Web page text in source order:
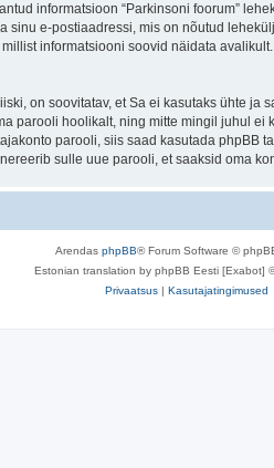
informatsioon “Parkinsoni foorum”
e-postiaadressi, mis on nõutud
informatsiooni soovid näidata
on soovitatav, et Sa ei kasutaks ühte
parooli hoolikalt, ning mitte mingil juhul
parooli, siis saad kasutada phpBB
sulle uue parooli, et saaksid oma
Arendas phpBB® Forum Software ©
Estonian translation by phpBB Eesti [Exabot]
Privaatsus | Kasutajatingimused